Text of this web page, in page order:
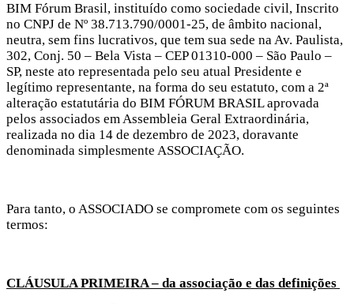
BIM Fórum Brasil, instituído como sociedade civil, Inscrito
no CNPJ de Nº 38.713.790/0001-25, de âmbito nacional,
neutra, sem fins lucrativos, que tem sua sede na Av. Paulista,
302, Conj. 50 – Bela Vista – CEP 01310-000 – São Paulo –
SP, neste ato representada pelo seu atual Presidente e
legítimo representante, na forma do seu estatuto, com a 2ª
alteração estatutária do BIM FÓRUM BRASIL aprovada
pelos associados em Assembleia Geral Extraordinária,
realizada no dia 14 de dezembro de 2023, doravante
denominada simplesmente ASSOCIAÇÃO.
Para tanto, o ASSOCIADO se compromete com os seguintes
termos:
CLÁUSULA PRIMEIRA – da associação e das definições